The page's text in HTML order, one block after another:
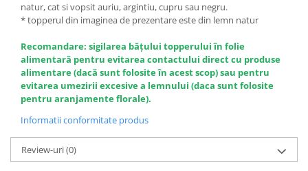
natur, cat si vopsit auriu, argintiu, cupru sau negru.
* topperul din imaginea de prezentare este din lemn natur
Recomandare: sigilarea băţului topperului în folie
alimentară pentru evitarea contactului direct cu produse
alimentare (dacă sunt folosite în acest scop) sau pentru
evitarea umezirii excesive a lemnului (daca sunt folosite
pentru aranjamente florale).
Informatii conformitate produs
Review-uri(0)